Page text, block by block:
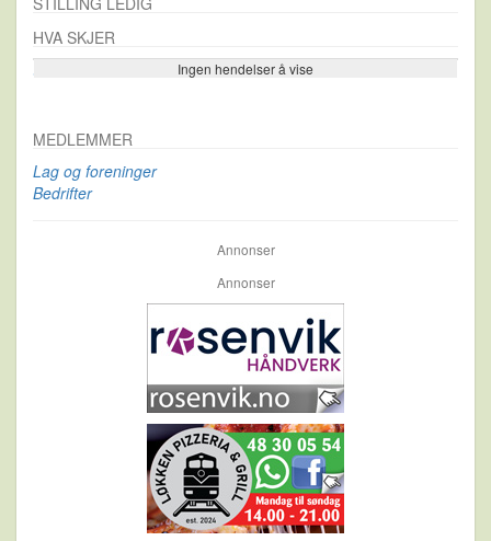
HVA SKJER
Ingen hendelser å vise
Se flere…
MEDLEMMER
Lag og foreninger
Bedrifter
Annonser
Annonser